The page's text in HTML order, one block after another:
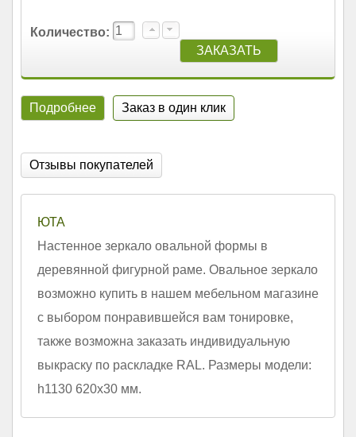
Количество:
Подробнее Заказ в один клик
Отзывы покупателей
ЮТА
Настенное зеркало овальной формы в
деревянной фигурной раме. Овальное зеркало
возможно купить в нашем мебельном магазине
с выбором понравившейся вам тонировке,
также возможна заказать индивидуальную
выкраску по раскладке RAL. Размеры модели:
h1130 620х30 мм.